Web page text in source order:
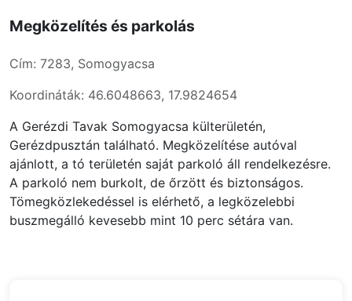
Megközelítés és parkolás
Cím: 7283, Somogyacsa
Koordináták: 46.6048663, 17.9824654
A Gerézdi Tavak Somogyacsa külterületén,
Gerézdpusztán található. Megközelítése autóval
ajánlott, a tó területén saját parkoló áll rendelkezésre.
A parkoló nem burkolt, de őrzött és biztonságos.
Tömegközlekedéssel is elérhető, a legközelebbi
buszmegálló kevesebb mint 10 perc sétára van.